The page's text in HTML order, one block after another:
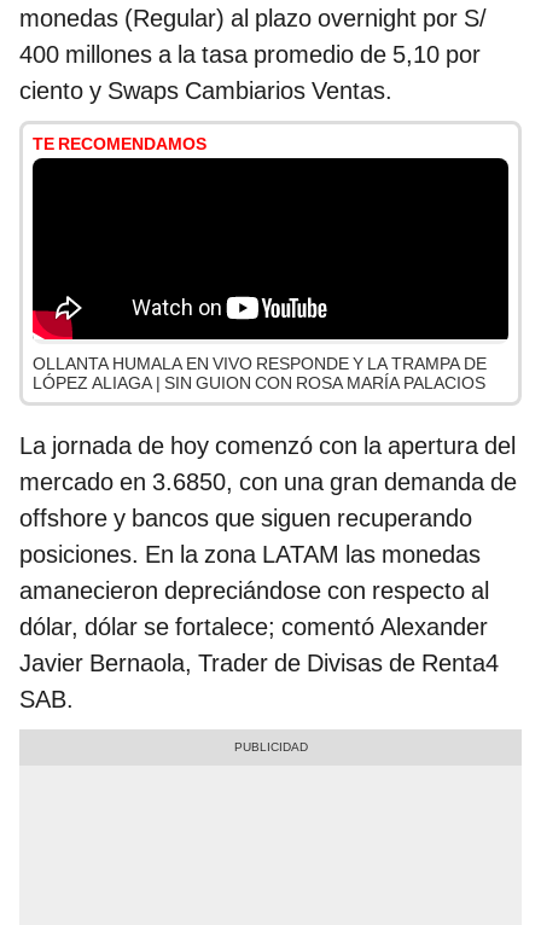
monedas (Regular) al plazo overnight por S/
400 millones a la tasa promedio de 5,10 por
ciento y Swaps Cambiarios Ventas.
TE RECOMENDAMOS
OLLANTA HUMALA EN VIVO RESPONDE Y LA TRAMPA DE
LÓPEZ ALIAGA | SIN GUION CON ROSA MARÍA PALACIOS
La jornada de hoy comenzó con la apertura del
mercado en 3.6850, con una gran demanda de
offshore y bancos que siguen recuperando
posiciones. En la zona LATAM las monedas
amanecieron depreciándose con respecto al
dólar, dólar se fortalece; comentó Alexander
Javier Bernaola, Trader de Divisas de Renta4
SAB.